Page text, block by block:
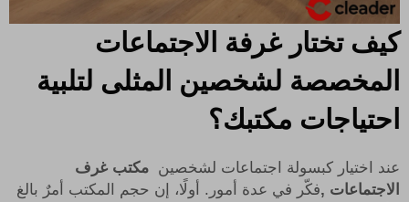
كيف تختار غرفة الاجتماعات
المخصصة لشخصين المثلى لتلبية
احتياجات مكتبك؟
عند اختيار كبسولة اجتماعات لشخصين مكتب غرف
الاجتماعات ,فكّر في عدة أمور. أولًا، إن حجم المكتب أمرٌ بالغ